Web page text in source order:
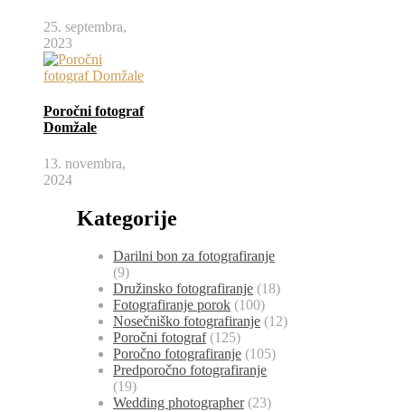
25. septembra,
2023
Poročni fotograf
Domžale
13. novembra,
2024
Kategorije
Darilni bon za fotografiranje
(9)
Družinsko fotografiranje (18)
Fotografiranje porok (100)
Nosečniško fotografiranje (12)
Poročni fotograf(125)
Poročno fotografiranje (105)
Predporočno fotografiranje
(19)
Wedding photographer(23)